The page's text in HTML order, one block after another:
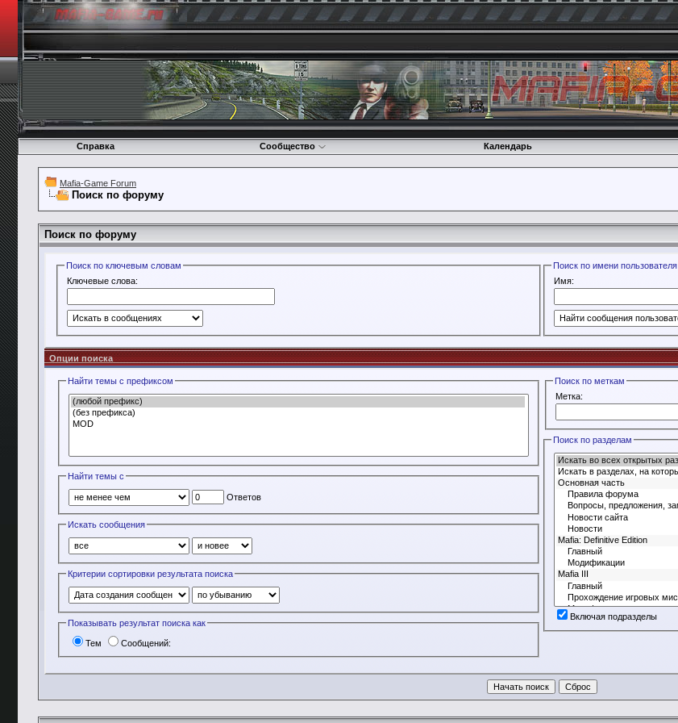
Справка Сообщество Календарь
Mafia-Game Forum
Поиск по форуму
Поиск по форуму
Поиск по ключевым словам
Ключевые слова:
Поиск по имени пользователя
Имя:
Опции поиска
Найти темы с префиксом
Найти темы с
Ответов
Искать сообщения
Критерии сортировки результата поиска
Показывать результат поиска как
Тем Сообщений:
Поиск по меткам
Метка:
Поиск по разделам
Включая подразделы